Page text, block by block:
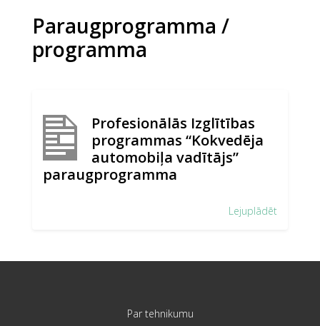
Paraugprogramma /
programma
Profesionālās Izglītības
programmas “Kokvedēja
automobiļa vadītājs”
paraugprogramma
Lejuplādēt
Par tehnikumu